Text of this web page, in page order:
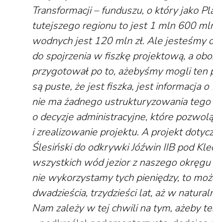
Transformacji – funduszu, o który jako
tutejszego regionu to jest 1 mln 600
wodnych jest 120 mln zł. Ale
do spojrzenia w fiszkę projektową, a
przygotował po to, ażebyśmy mogli ten
są puste, że jest fiszka, jest informacja
nie ma żadnego ustrukturyzowania
o decyzje administracyjne, które
i zrealizowanie projektu. A projekt
Ślesiński do odkrywki Jóźwin IIB pod
wszystkich wód jezior z naszego
nie wykorzystamy tych pieniędzy, to
dwadzieścia, trzydzieści lat, aż w
Nam zależy w tej chwili na tym, ażeby